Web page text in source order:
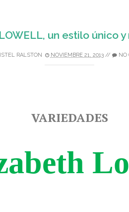
un estilo único
RALSTON NOVIEMBRE 21, 2013// NO
VARIEDADES